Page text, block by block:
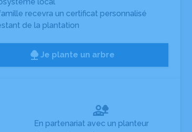
recevra un certificat personnalisé
de la plantation
Je plante un arbre
En partenariat avec un planteur